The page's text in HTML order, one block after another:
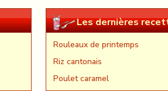
Les dernières
Rouleaux de printemps
Riz cantonais
Poulet caramel